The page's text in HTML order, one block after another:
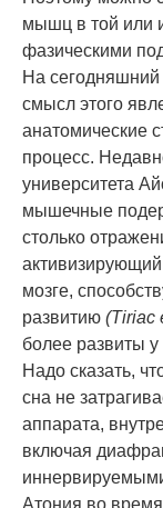
мышц в той или
фазическими
На сегодняшний
смысл этого
анатомические
процесс.
университета
мышечные
столько
мозге,
развитию (Tiriac
более развиты
Надо сказать,
сна не
аппарата,
включая
Атония во время